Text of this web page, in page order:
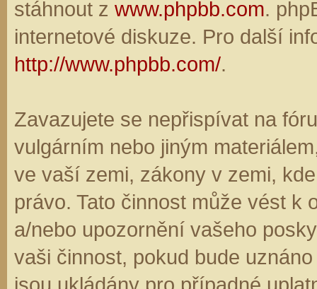
stáhnout z www.phpbb.com.
internetové diskuze. Pro další
http://www.phpbb.com/.
Zavazujete se nepřispívat na
vulgárním nebo jiným
ve vaší zemi, zákony v zemi,
právo. Tato činnost může vést k
a/nebo upozornění vašeho
vaši činnost, pokud bude
jsou ukládány pro případné